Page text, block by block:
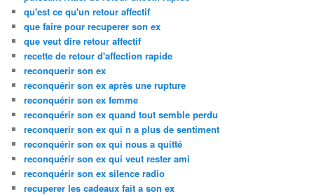
qu'est ce qu'un retour affectif
que faire pour recuperer son ex
que veut dire retour affectif
recette de retour d'affection rapide
reconquerir son ex
reconquérir son ex après une rupture
reconquérir son ex femme
reconquérir son ex quand tout semble perdu
reconquerir son ex qui n a plus de sentiment
reconquérir son ex qui nous a quitté
reconquérir son ex qui veut rester ami
reconquérir son ex silence radio
recuperer les cadeaux fait a son ex